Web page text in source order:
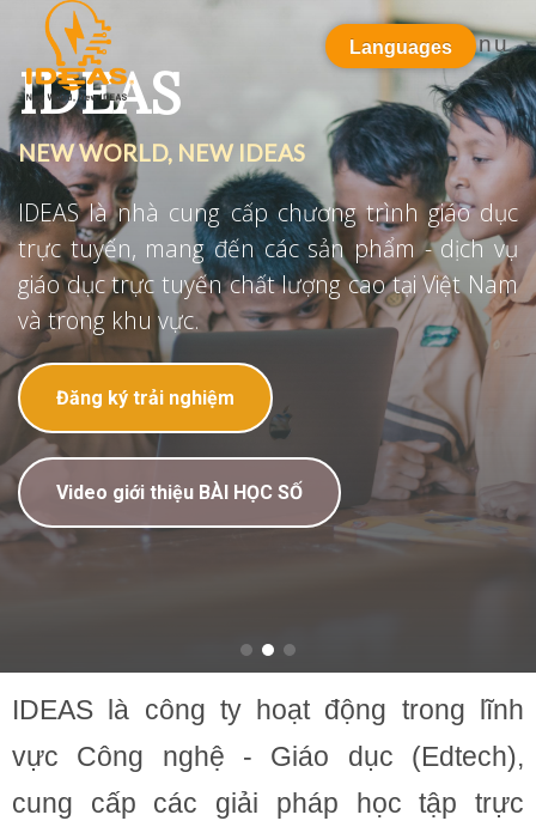
Menu
IDEAS
NEW WORLD, NEW IDEAS
IDEAS là nhà cung cấp chương trình giáo dục
trực tuyến, mang đến các sản phẩm - dịch vụ
giáo dục trực tuyến chất lượng cao tại Việt Nam
và trong khu vực.
Đăng ký trải nghiệm
Video giới thiệu BÀI HỌC SỐ
IDEAS là công ty hoạt động trong lĩnh
vực Công nghệ - Giáo dục (Edtech),
cung cấp các giải pháp học tập trực
Languages